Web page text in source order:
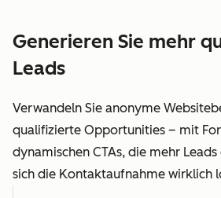
Generieren Sie mehr
Leads
Verwandeln Sie anonyme
qualifizierte Opportunities – mit
dynamischen CTAs, die mehr
sich die Kontaktaufnahme wirklich